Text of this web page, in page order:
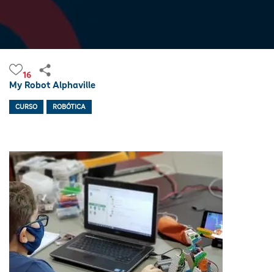
16
My Robot Alphaville
CURSO ROBÓTICA